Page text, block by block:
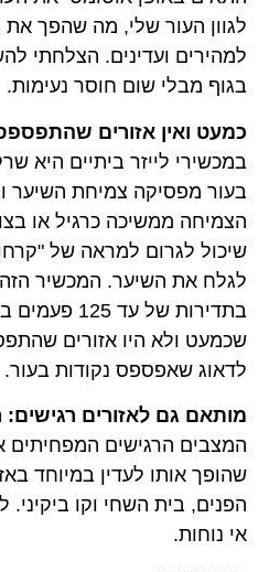
מה שהפך את הטיפולים עם
הצלחתי להשתמש בו על כל
חוסר נעימות.
שהתפספסו:בעיה נפוצה
ביתיים היא שרק בחלק מהאזורים
השיער ובשאר האזורים
כרגיל או בצורה איטית יותר,
של "קרחות" אם לא
המכשיר הזה שולח הבזקים
בתדירות של עד 125 פעמים בדקה, מה שגם
אזורים שהתפספסו ולא הייתי
נקודות בעור.
רגישים: התרשמתי מאוד
המפחיתים את עוצמת האור,
במיוחד באזורים רגישים כמו
וקו ביקיני. לא חוויתי שום